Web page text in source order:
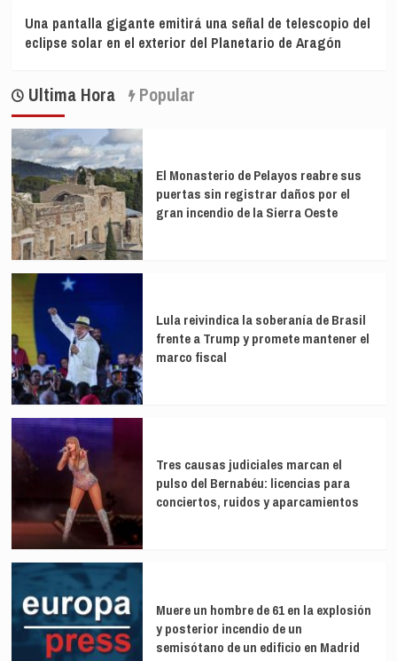
Una pantalla gigante emitirá una señal de telescopio del
eclipse solar en el exterior del Planetario de Aragón
Ultima Hora Popular
El Monasterio de Pelayos reabre sus
puertas sin registrar daños por el
gran incendio de la Sierra Oeste
Lula reivindica la soberanía de Brasil
frente a Trump y promete mantener el
marco fiscal
Tres causas judiciales marcan el
pulso del Bernabéu: licencias para
conciertos, ruidos y aparcamientos
Muere un hombre de 61 en la explosión
y posterior incendio de un
semisótano de un edificio en Madrid